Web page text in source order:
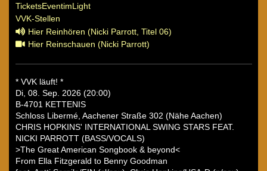
TicketsEventimLight
VVK-Stellen
Hier Reinhören (Nicki Parrott, Titel 06)
Hier Reinschauen (Nicki Parrott)
* VVK läuft! *
Di, 08. Sep. 2026 (20:00)
B-4701 KETTENIS
Schloss Libermé, Aachener Straße 302 (Nähe Aachen)
CHRIS HOPKINS' INTERNATIONAL SWING STARS FEAT.
NICKI PARROTT (BASS/VOCALS)
>The Great American Songbook & beyond<
From Ella Fitzgerald to Benny Goodman